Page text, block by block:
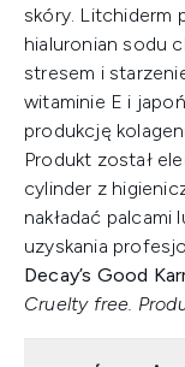
skóry. Litchiderm
hialuronian sodu
stresem i
witaminie E i
produkcję
Produkt został
cylinder z
nakładać palcami
uzyskania
Decay’s Good
Cruelty free.